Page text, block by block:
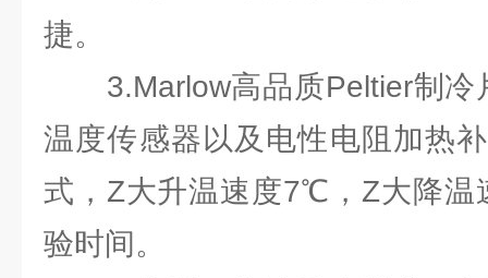
捷。
3.Marlow高品质Peltier制冷
温度传感器以及电性电阻加热
式，Z大升温速度7℃，Z大降
验时间。